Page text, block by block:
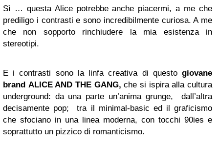
Sì … questa Alice potrebbe anche piacermi, a me che
prediligo i contrasti e sono incredibilmente curiosa. A me
che non sopporto rinchiudere la mia esistenza in
stereotipi.
E i contrasti sono la linfa creativa di questo giovane
brand ALICE AND THE GANG,che si ispira alla cultura
underground: da una parte un’anima grunge, dall’altra
decisamente pop; tra il minimal-basic ed il graficismo
che sfociano in una linea moderna, con tocchi 90ies e
soprattutto un pizzico di romanticismo.